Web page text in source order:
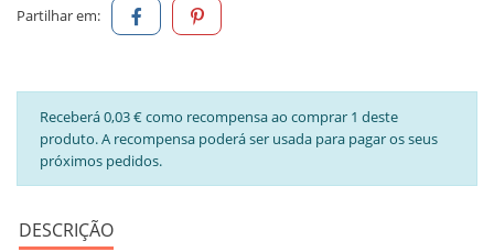
Partilhar em:
Receberá 0,03 € como recompensa ao comprar 1 deste
produto. A recompensa poderá ser usada para pagar os seus
próximos pedidos.
DESCRIÇÃO